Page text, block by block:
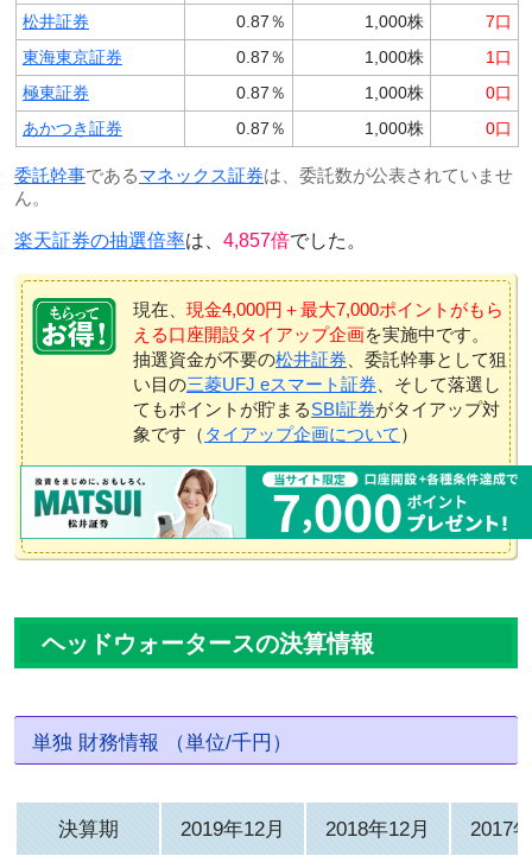
松井証券 0.87％ 1,000株
7口
東海東京証券
0.87％ 1,000株
1口
極東証券
0.87％ 1,000株
0口
あかつき証券
0.87％ 1,000株 0口
委託幹事であるマネックス証券は、委託数が公表されていませ
ん。
楽天証券の抽選倍率は、 4,857倍でした。
現在、 現金4,000円＋最大7,000ポイントがもら
える口座開設タイアップ企画を実施中です。
抽選資金が不要の松井証券 、委託幹事として狙
い目の三菱UFJ eスマート証券 、そして落選し
てもポイントが貯まるSBI証券がタイアップ対
象です（ タイアップ企画について ）
ヘッドウォータースの決算情報
単独 財務情報 （単位/千円）
決算期 2019年12月 2018年12月 2017